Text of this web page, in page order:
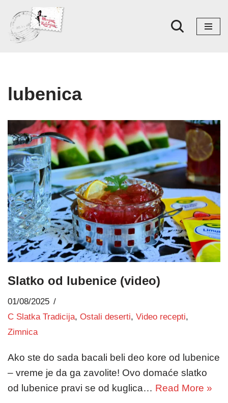
Skoči
na
lubenica
Slatko od lubenice (video)
01/08/2025
C Slatka Tradicija, Ostali deserti, Video recepti,
Zimnica
Ako ste do sada bacali beli deo kore od lubenice
– vreme je da ga zavolite! Ovo domaće slatko
od lubenice pravi se od kuglica… Read More »